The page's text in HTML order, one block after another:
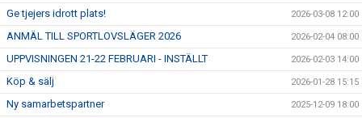
Ge tjejers idrott plats! 2026-03-08 12:00
ANMÄL TILL SPORTLOVSLÄGER 2026 2026-02-04 08:00
UPPVISNINGEN 21-22 FEBRUARI - INSTÄLLT 2026-02-03 14:00
Köp & sälj 2026-01-28 15:15
Ny samarbetspartner 2025-12-09 18:00